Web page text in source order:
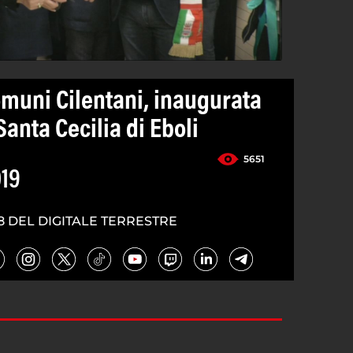
Cilentani, inaugurata
Cecilia di Eboli
5651
DIGITALE TERRESTRE